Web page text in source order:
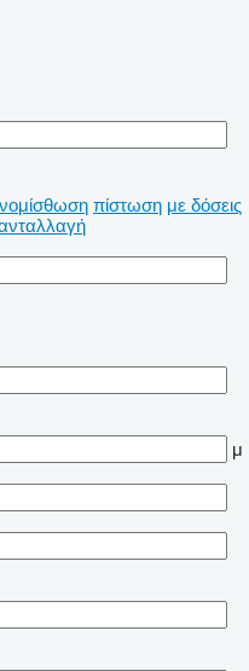
πίστωση με δόσεις
μ